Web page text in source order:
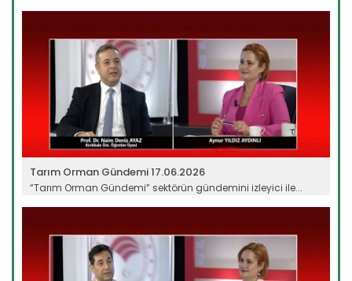
Devamını Oku ->
Tarım Orman Gündemi 17.06.2026
“Tarım Orman Gündemi” sektörün gündemini izleyici ile...
Devamını Oku ->